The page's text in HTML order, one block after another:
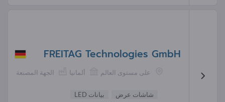
FREITAG Technologies GmbH
الجهة المصنعة ألمانيا على مستوى العالم
شاشات عرض
بيانات LED